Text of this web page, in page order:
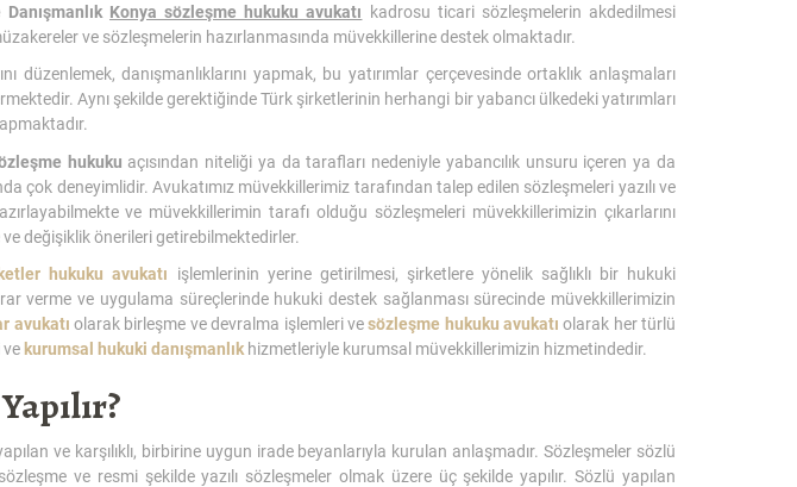
Konya sözleşme hukuku avukatı kadrosu ticari sözleşmelerin akdedilmesi
ve sözleşmelerin hazırlanmasında müvekkillerine destek olmaktadır.
düzenlemek, danışmanlıklarını yapmak, bu yatırımlar çerçevesinde ortaklık anlaşmaları
Aynı şekilde gerektiğinde Türk şirketlerinin herhangi bir yabancı ülkedeki yatırımları
hukuku açısından niteliği ya da tarafları nedeniyle yabancılık unsuru içeren ya da
çok deneyimlidir. Avukatımız müvekkillerimiz tarafından talep edilen sözleşmeleri yazılı ve
ve müvekkillerimin tarafı olduğu sözleşmeleri müvekkillerimizin çıkarlarını
değişiklik önerileri getirebilmektedirler.
hukuku avukatı işlemlerinin yerine getirilmesi, şirketlere yönelik sağlıklı bir hukuki
verme ve uygulama süreçlerinde hukuki destek sağlanması sürecinde müvekkillerimizin
avukatı olarak birleşme ve devralma işlemleri vesözleşme hukuku avukatı olarak her türlü
ve kurumsal hukuki danışmanlıkhizmetleriyle kurumsal müvekkillerimizin hizmetindedir.
ve karşılıklı, birbirine uygun irade beyanlarıyla kurulan anlaşmadır. Sözleşmeler sözlü
ve resmi şekilde yazılı sözleşmeler olmak üzere üç şekilde yapılır. Sözlü yapılan